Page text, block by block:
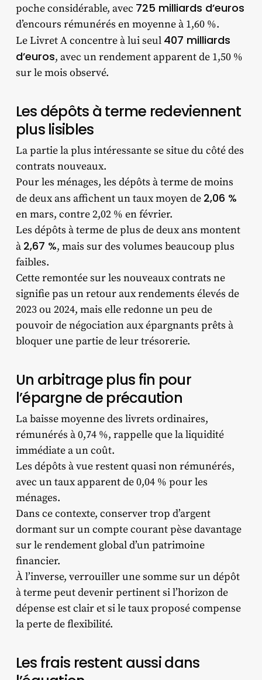
poche considérable, avec 725 milliards d’euros
d’encours rémunérés en moyenne à 1,60 %.
Le Livret A concentre à lui seul 407 milliards
d’euros, avec un rendement apparent de 1,50 %
sur le mois observé.
Les dépôts à terme redeviennent
plus lisibles
La partie la plus intéressante se situe du côté des
contrats nouveaux.
Pour les ménages, les dépôts à terme de moins
de deux ans affichent un taux moyen de 2,06 %
en mars, contre 2,02 % en février.
Les dépôts à terme de plus de deux ans montent
à 2,67 %, mais sur des volumes beaucoup plus
faibles.
Cette remontée sur les nouveaux contrats ne
signifie pas un retour aux rendements élevés de
2023 ou 2024, mais elle redonne un peu de
pouvoir de négociation aux épargnants prêts à
bloquer une partie de leur trésorerie.
Un arbitrage plus fin pour
l’épargne de précaution
La baisse moyenne des livrets ordinaires,
rémunérés à 0,74 %, rappelle que la liquidité
immédiate a un coût.
Les dépôts à vue restent quasi non rémunérés,
avec un taux apparent de 0,04 % pour les
ménages.
Dans ce contexte, conserver trop d’argent
dormant sur un compte courant pèse davantage
sur le rendement global d’un patrimoine
financier.
À l’inverse, verrouiller une somme sur un dépôt
à terme peut devenir pertinent si l’horizon de
dépense est clair et si le taux proposé compense
la perte de flexibilité.
Les frais restent aussi dans